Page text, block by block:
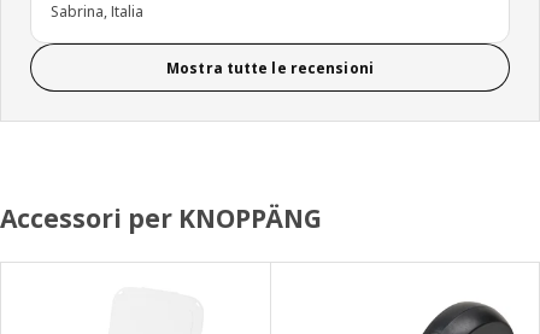
Sabrina, Italia
Mostra tutte le recensioni
Accessori per KNOPPÄNG